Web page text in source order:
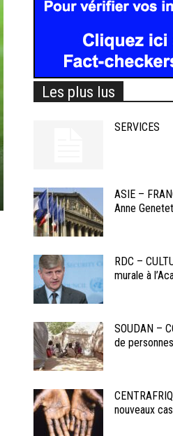
Les plus lus
SERVICES
ASIE –
Anne
RDC –
murale à
SOUDAN –
de
nouveaux